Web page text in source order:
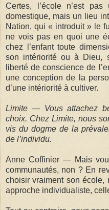
Certes, l’école n’est pas
domestique, mais un lieu
Nation, qui « introduit » le
ne vois pas en quoi une
chez l’enfant toute
son intériorité ou à Dieu,
liberté de conscience de
une conception de la
d’une intériorité à cultiver.
Limite — Vous attachez
choix. Chez Limite, nous
vis du dogme de la
de l’individu.
Anne Coffinier — Mais
communautés, non ? En
choisir vraiment son école,
approche individualiste,